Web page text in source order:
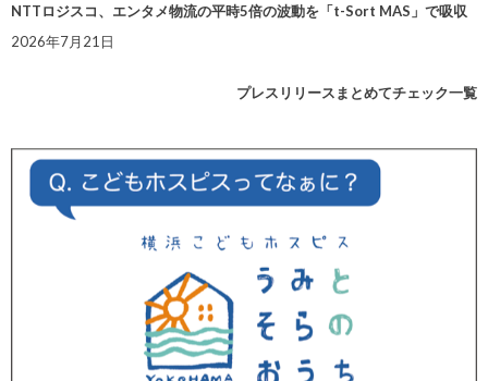
NTTロジスコ、エンタメ物流の平時5倍の波動を「t-Sort MAS」で吸収
2026年7月21日
プレスリリースまとめてチェック一覧